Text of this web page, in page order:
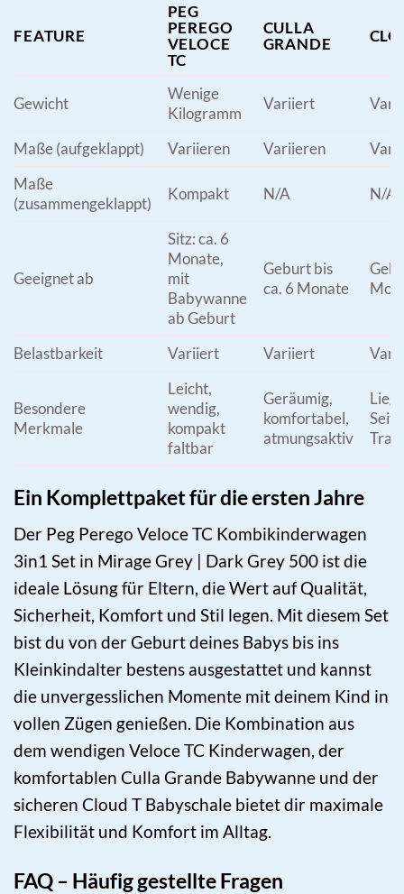
FEATURE
PEG
PEREGO
VELOCE
TC
CULLA
GRANDE
Gewicht
Wenige
Kilogramm
Variiert
Maße (aufgeklappt) Variieren Variieren
Maße
(zusammengeklappt)
Kompakt N/A N/A
Geeignet ab
Sitz: ca. 6
Monate,
mit
Babywanne
ab Geburt
Geburt bis
ca. 6 Monate
Belastbarkeit Variiert Variiert
Besondere
Merkmale
Leicht,
wendig,
kompakt
faltbar
Geräumig,
komfortabel,
atmungsaktiv
Ein Komplettpaket für die ersten Jahre
Der Peg Perego Veloce TC Kombikinderwagen
3in1 Set in Mirage Grey | Dark Grey 500 ist die
ideale Lösung für Eltern, die Wert auf Qualität,
Sicherheit, Komfort und Stil legen. Mit diesem Set
bist du von der Geburt deines Babys bis ins
Kleinkindalter bestens ausgestattet und kannst
die unvergesslichen Momente mit deinem Kind in
vollen Zügen genießen. Die Kombination aus
dem wendigen Veloce TC Kinderwagen, der
komfortablen Culla Grande Babywanne und der
sicheren Cloud T Babyschale bietet dir maximale
Flexibilität und Komfort im Alltag.
FAQ – Häufig gestellte Fragen